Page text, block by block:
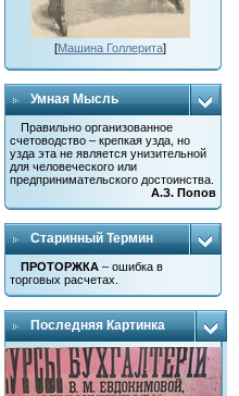
[Машина Голлерита]
Умная Мысль
Правильно организованное
счетоводство – крепкая узда, но
узда эта не является унизительной
для человеческого или
предпринимательского достоинства.
А.З. Попов
Старинный Термин
ПРОТОРЖКА – ошибка в
торговых расчетах.
Последняя Картинка